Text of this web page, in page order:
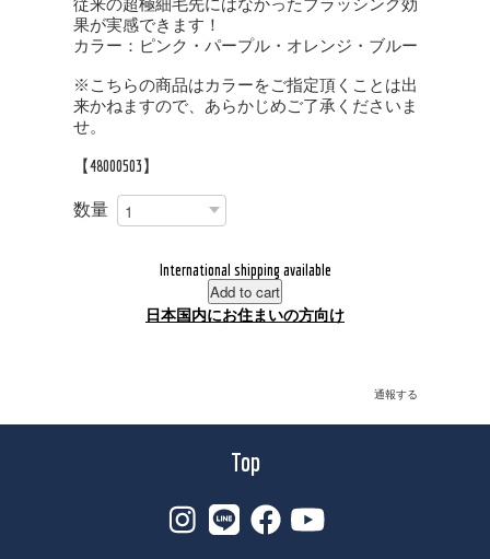
従来の超極細毛先にはなかったブラッシング効
果が実感できます！
カラー：ピンク・パープル・オレンジ・ブルー
※こちらの商品はカラーをご指定頂くことは出
来かねますので、あらかじめご了承くださいま
せ。
【48000503】
数量
International shipping available
Add to cart
日本国内にお住まいの方向け
通報する
Top